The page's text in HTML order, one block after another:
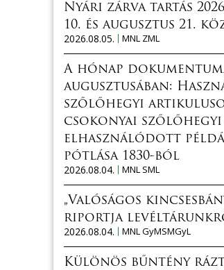
Nyári zárva tartás
10. és augusztus 21.
2026.08.05.
MNL ZML
A hónap
augusztusában:
szőlőhegyi
csokonyai
elhasználódott
pótlása 1830-ból
2026.08.04.
MNL SML
„Valóságos
riportja
2026.08.04.
MNL GyMSMGyL
Különös bűntény